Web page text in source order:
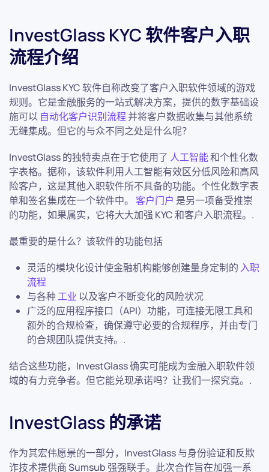
InvestGlass KYC 软件客户入职
流程介绍
InvestGlass KYC 软件自称改变了客户入职软件领域的游戏
规则。它是金融服务的一站式解决方案，提供的数字基础设
施可以 自动化客户识别流程并将客户数据收集与其他系统
无缝集成。但它的与众不同之处是什么呢？
InvestGlass 的独特卖点在于它使用了 人工智能和个性化数
字表格。据称，该软件利用人工智能有效区分低风险和高风
险客户，这是其他入职软件所不具备的功能。个性化数字表
单和签名集成在一个软件中。 客户门户 是另一项备受推崇
的功能，如果属实，它将大大加强 KYC 和客户入职流程。.
最重要的是什么？该软件的功能包括
灵活的模块化设计使金融机构能够创建量身定制的 入职
流程
与各种工业 以及客户不断变化的风险状况
广泛的应用程序接口（API）功能，可连接无限工具和
额外的合规检查，确保遵守必要的合规程序，并由专门
的合规团队提供支持。.
结合这些功能，InvestGlass 确实可能成为金融入职软件领
域的有力竞争者。但它能兑现承诺吗？让我们一探究竟。.
InvestGlass 的承诺
作为其宏伟愿景的一部分，InvestGlass 与身份验证和反欺
诈技术提供商 Sumsub 强强联手。此次合作旨在加强一系